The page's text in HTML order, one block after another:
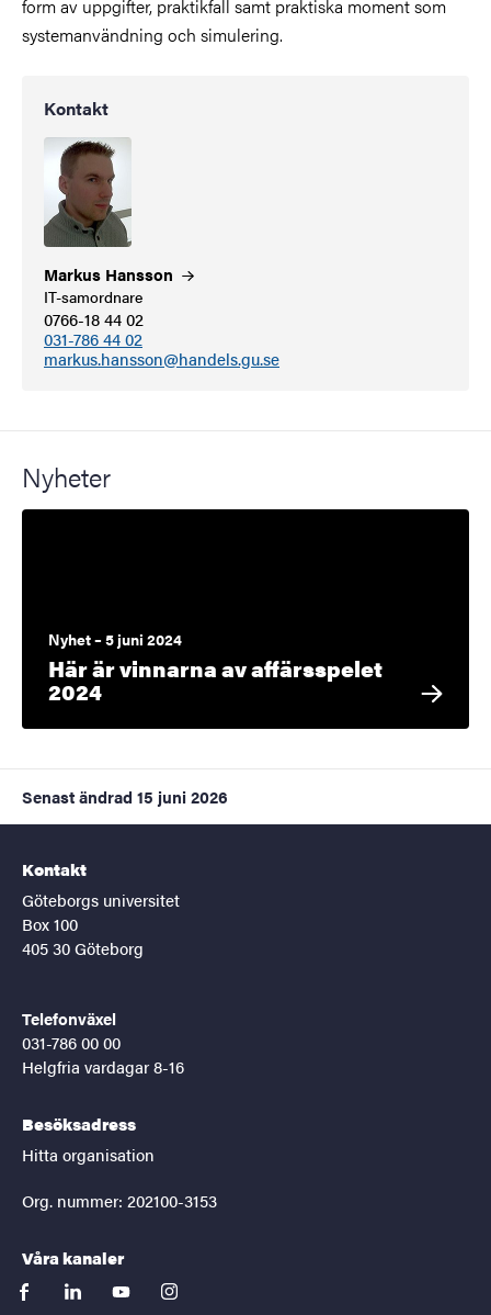
form av uppgifter, praktikfall samt praktiska moment som
systemanvändning och simulering.
Kontakt
Markus Hansson
IT-samordnare
0766-18 44 02
031-786 44 02
markus.hansson@handels.gu.se
Nyheter
Nyhet – 5 juni 2024
Här är vinnarna av affärsspelet
2024
Senast ändrad 15 juni 2026
Kontakt
Göteborgs universitet
Box 100
405 30 Göteborg
Telefonväxel
031-786 00 00
Helgfria vardagar 8-16
Besöksadress
Hitta organisation
Org. nummer: 202100-3153
Våra kanaler
facebooklinkedinyoutubeinstagram